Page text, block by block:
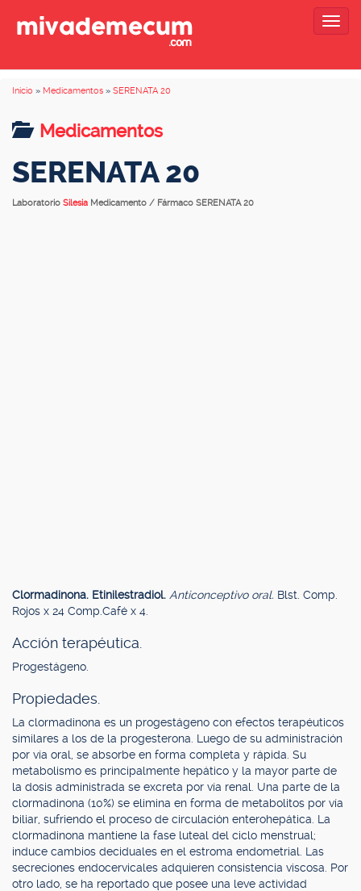
Inicio » Medicamentos » SERENATA 20
Medicamentos
SERENATA 20
Laboratorio Silesia Medicamento / Fármaco SERENATA 20
Clormadinona. Etinilestradiol. Anticonceptivo oral. Blst. Comp.
Rojos x 24 Comp.Café x 4.
Acción terapéutica.
Progestágeno.
Propiedades.
La clormadinona es un progestágeno con efectos terapéuticos
similares a los de la progesterona. Luego de su administración
por vía oral, se absorbe en forma completa y rápida. Su
metabolismo es principalmente hepático y la mayor parte de
la dosis administrada se excreta por vía renal. Una parte de la
clormadinona (10%) se elimina en forma de metabolitos por vía
biliar, sufriendo el proceso de circulación enterohepática. La
clormadinona mantiene la fase luteal del ciclo menstrual;
induce cambios deciduales en el estroma endometrial. Las
secreciones endocervicales adquieren consistencia viscosa. Por
otro lado, se ha reportado que posee una leve actividad